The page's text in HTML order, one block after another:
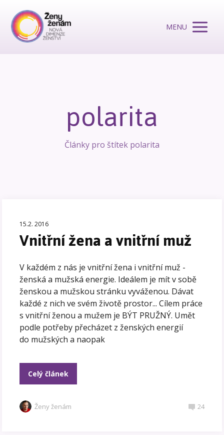
MENU
polarita
Články pro štítek polarita
15.2. 2016
Vnitřní žena a vnitřní muž
V každém z nás je vnitřní žena i vnitřní muž -
ženská a mužská energie. Ideálem je mít v sobě
ženskou a mužskou stránku vyváženou. Dávat
každé z nich ve svém životě prostor... Cílem práce
s vnitřní ženou a mužem je BÝT PRUŽNÝ. Umět
podle potřeby přecházet z ženských energií
do mužských a naopak
Celý článek
Ženy ženám 24